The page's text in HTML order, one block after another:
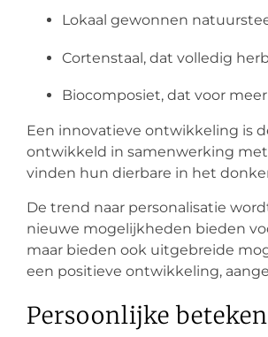
Lokaal gewonnen
Cortenstaal, dat volledig
Biocomposiet, dat voor
Een innovatieve ontwikkeling is
ontwikkeld in samenwerking
vinden hun dierbare in het
De trend naar personalisatie
nieuwe mogelijkheden bieden
maar bieden ook uitgebreide
een positieve ontwikkeling,
Persoonlijke